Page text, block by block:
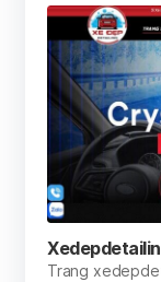
Trang